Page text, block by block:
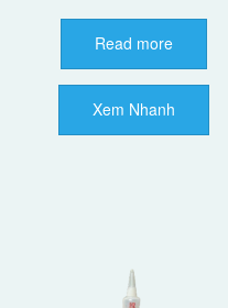
Read more
Xem Nhanh